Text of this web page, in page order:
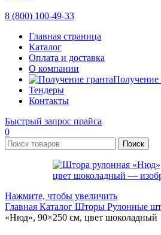
8 (800) 100-49-33
Главная страница
Каталог
Оплата и доставка
О компании
Получение
Тендеры
Контакты
Быстрый запрос прайса
0
Поиск
Нажмите, чтобы увеличить
Главная Каталог Шторы Рулонные
«Нюд», 90×250 см, цвет шоколадный